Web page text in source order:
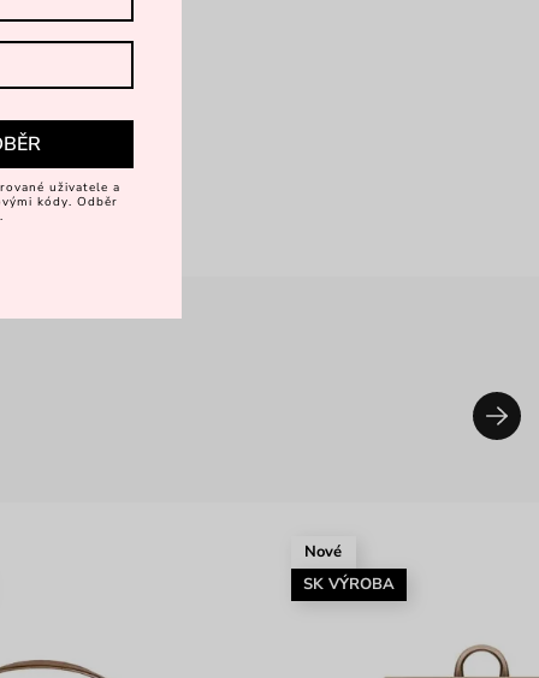
Nové
SK VÝROBA
uživatele a
kódy. Odběr